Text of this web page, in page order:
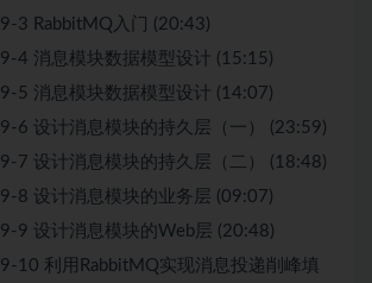
9-3 RabbitMQ入门 (20:43)
9-4 消息模块数据模型设计 (15:15)
9-5 消息模块数据模型设计 (14:07)
9-6 设计消息模块的持久层（一） (23:59)
9-7 设计消息模块的持久层（二） (18:48)
9-8 设计消息模块的业务层 (09:07)
9-9 设计消息模块的Web层 (20:48)
9-10 利用RabbitMQ实现消息投递削峰填